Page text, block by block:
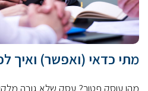
מתי כדאי (ואפשר) ואיך